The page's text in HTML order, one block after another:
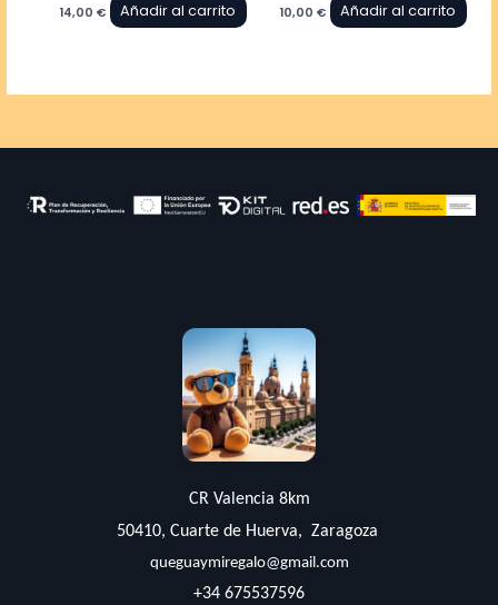
14,00 € Añadir al carrito 10,00 € Añadir al carrito
CR Valencia 8km
50410, Cuarte de Huerva, Zaragoza
queguaymiregalo@gmail.com
+34 675537596